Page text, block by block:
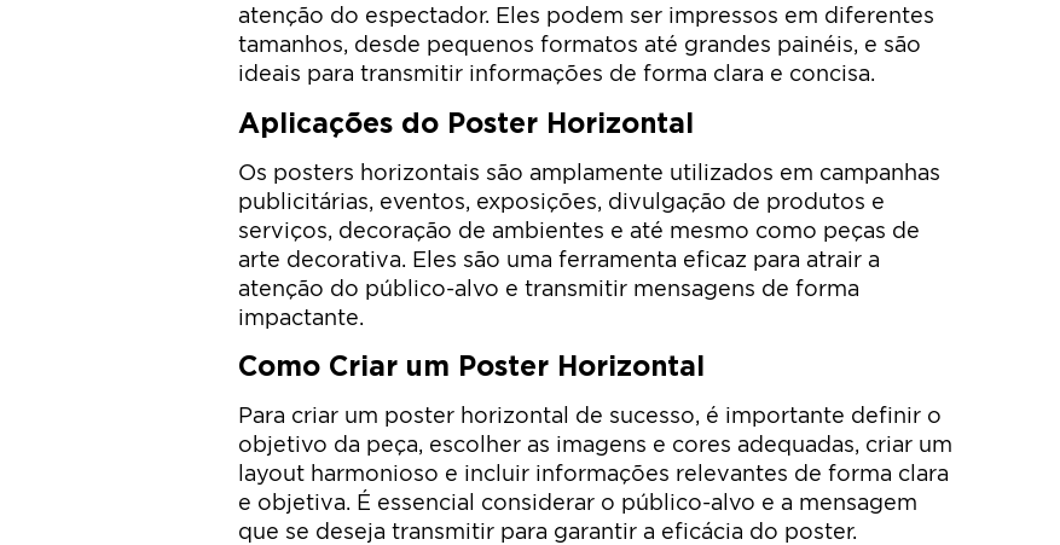
atenção do espectador. Eles podem ser impressos em diferentes
tamanhos, desde pequenos formatos até grandes painéis, e são
ideais para transmitir informações de forma clara e concisa.
Aplicações do Poster Horizontal
Os posters horizontais são amplamente utilizados em campanhas
publicitárias, eventos, exposições, divulgação de produtos e
serviços, decoração de ambientes e até mesmo como peças de
arte decorativa. Eles são uma ferramenta eficaz para atrair a
atenção do público-alvo e transmitir mensagens de forma
impactante.
Como Criar um Poster Horizontal
Para criar um poster horizontal de sucesso, é importante definir o
objetivo da peça, escolher as imagens e cores adequadas, criar um
layout harmonioso e incluir informações relevantes de forma clara
e objetiva. É essencial considerar o público-alvo e a mensagem
que se deseja transmitir para garantir a eficácia do poster.